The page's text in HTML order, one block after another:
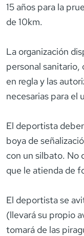
15 años para la
de 10km.
La organización
personal sanitario,
en regla y las
necesarias para el
El deportista
boya de
con un silbato. No
que le atienda de
El deportista se
(llevará su propio
tomará de las